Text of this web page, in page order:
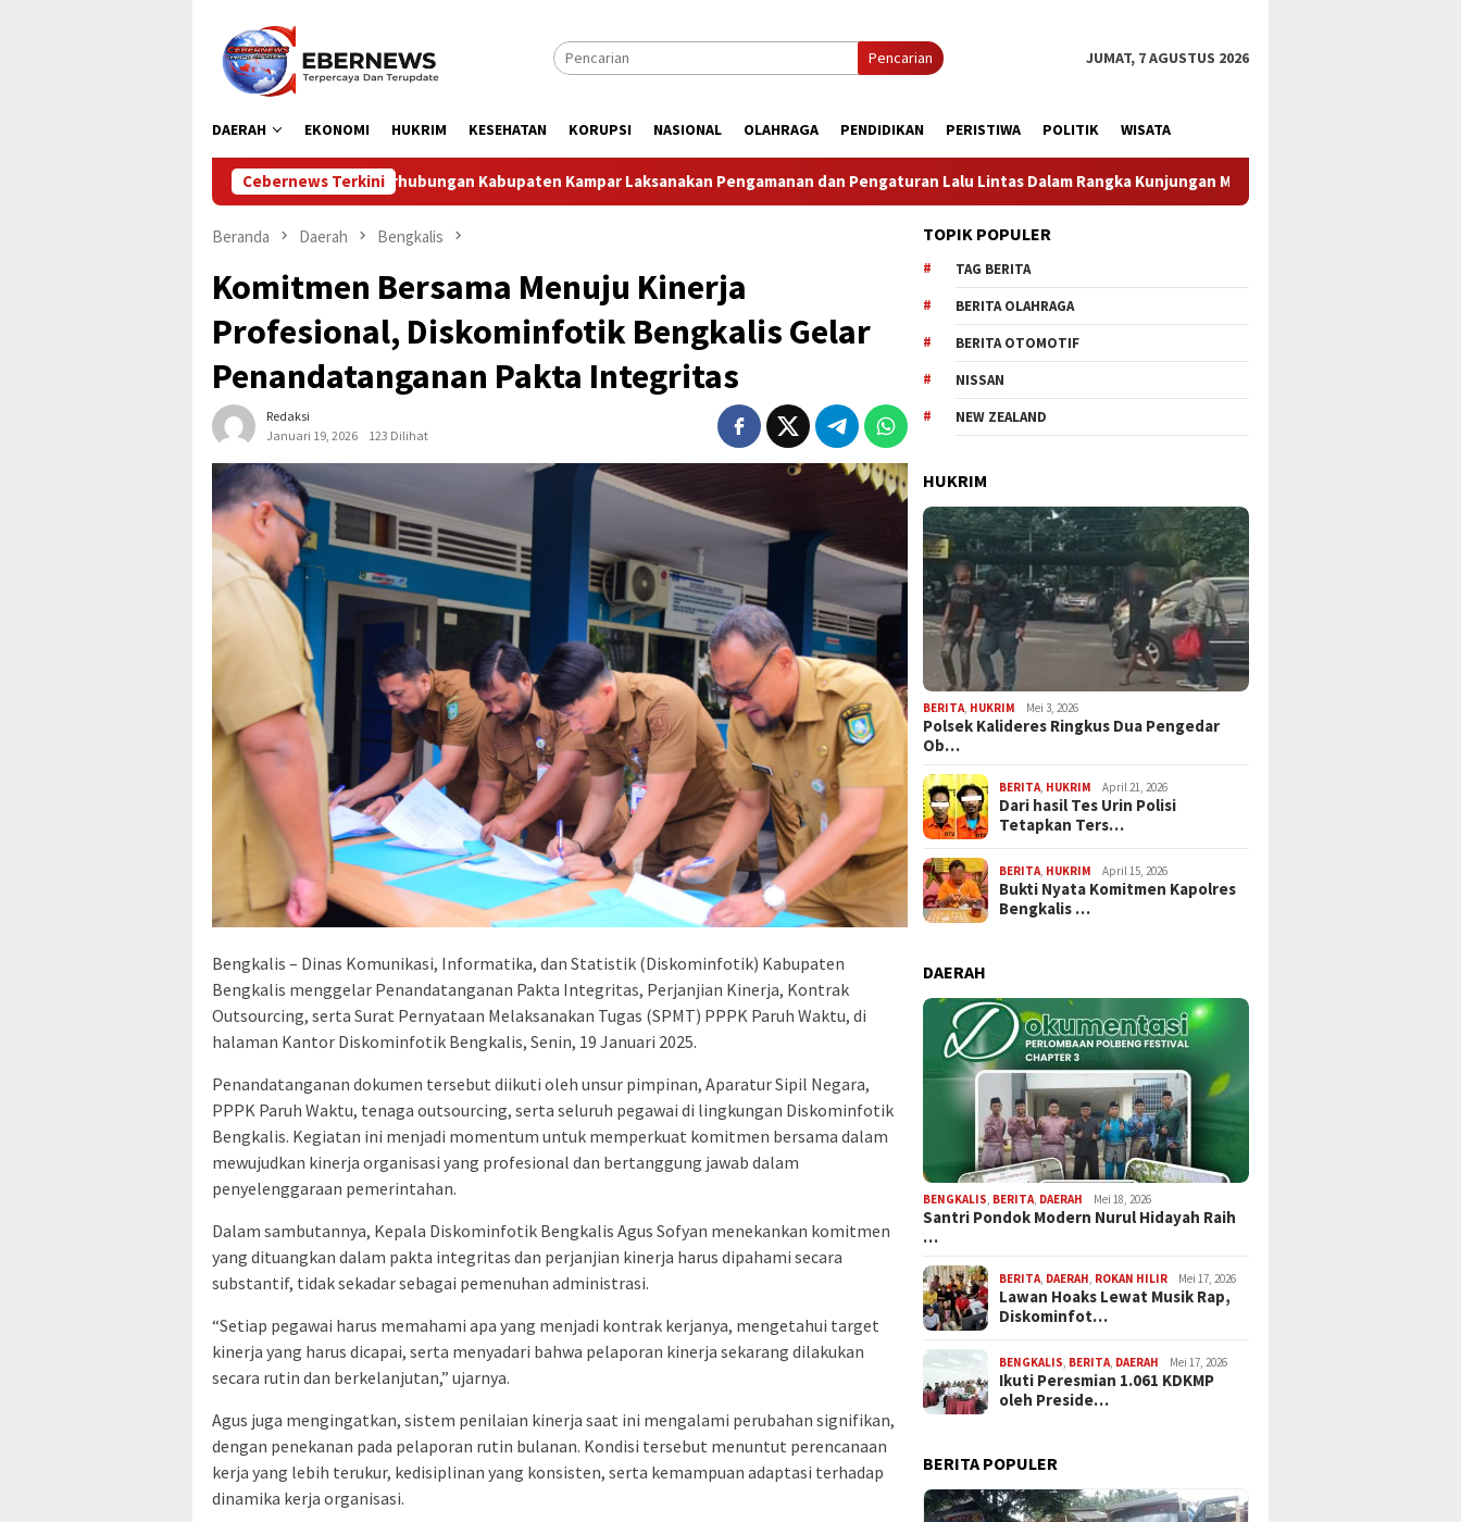
konten
Pencarian JUMAT, 7 AGUSTUS 2026
DAERAH EKONOMI HUKRIM KESEHATAN KORUPSI NASIONAL OLAHRAGA PENDIDIKAN PERISTIWA POLITIK WISATA
Cebernews Terkini
Dinas Perhubungan Kabupaten Kampar Laksanakan Pengamanan dan Pengaturan Lalu Lintas Dalam Rangka Kunjungan Menteri Pertahanan RI Profesionalisme Prajurit Jadi
Beranda Daerah Bengkalis
Komitmen Bersama Menuju Kinerja
Profesional, Diskominfotik Bengkalis Gelar
Penandatanganan Pakta Integritas
Redaksi
Januari 19, 2026
123 Dilihat
Bengkalis – Dinas Komunikasi, Informatika, dan Statistik (Diskominfotik) Kabupaten
Bengkalis menggelar Penandatanganan Pakta Integritas, Perjanjian Kinerja, Kontrak
Outsourcing, serta Surat Pernyataan Melaksanakan Tugas (SPMT) PPPK Paruh Waktu, di
halaman Kantor Diskominfotik Bengkalis, Senin, 19 Januari 2025.
Penandatanganan dokumen tersebut diikuti oleh unsur pimpinan, Aparatur Sipil Negara,
PPPK Paruh Waktu, tenaga outsourcing, serta seluruh pegawai di lingkungan Diskominfotik
Bengkalis. Kegiatan ini menjadi momentum untuk memperkuat komitmen bersama dalam
mewujudkan kinerja organisasi yang profesional dan bertanggung jawab dalam
penyelenggaraan pemerintahan.
Dalam sambutannya, Kepala Diskominfotik Bengkalis Agus Sofyan menekankan komitmen
yang dituangkan dalam pakta integritas dan perjanjian kinerja harus dipahami secara
substantif, tidak sekadar sebagai pemenuhan administrasi.
“Setiap pegawai harus memahami apa yang menjadi kontrak kerjanya, mengetahui target
kinerja yang harus dicapai, serta menyadari bahwa pelaporan kinerja sekarang dilakukan
secara rutin dan berkelanjutan,” ujarnya.
Agus juga mengingatkan, sistem penilaian kinerja saat ini mengalami perubahan signifikan,
dengan penekanan pada pelaporan rutin bulanan. Kondisi tersebut menuntut perencanaan
kerja yang lebih terukur, kedisiplinan yang konsisten, serta kemampuan adaptasi terhadap
dinamika kerja organisasi.
TOPIK POPULER
TAG BERITA
BERITA OLAHRAGA
BERITA OTOMOTIF
NISSAN
NEW ZEALAND
HUKRIM
BERITA HUKRIM Mei 3, 2026
Polsek Kalideres Ringkus Dua Pengedar
Ob…
BERITA HUKRIM April 21, 2026
Dari hasil Tes Urin Polisi
Tetapkan Ters…
BERITA HUKRIM April 15, 2026
Bukti Nyata Komitmen Kapolres
Bengkalis …
DAERAH
BENGKALIS BERITA DAERAH Mei 18, 2026
Santri Pondok Modern Nurul Hidayah Raih
…
BERITA DAERAH ROKAN HILIR Mei 17, 2026
Lawan Hoaks Lewat Musik Rap,
Diskominfot…
BENGKALIS BERITA DAERAH Mei 17, 2026
Ikuti Peresmian 1.061 KDKMP
oleh Preside…
BERITA POPULER